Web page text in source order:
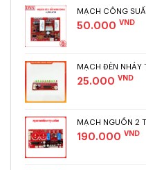
MẠCH CÔNG
50.000 VND
MẠCH ĐÈN NHÁY
25.000 VND
MẠCH NGUỒN 2
190.000 VND